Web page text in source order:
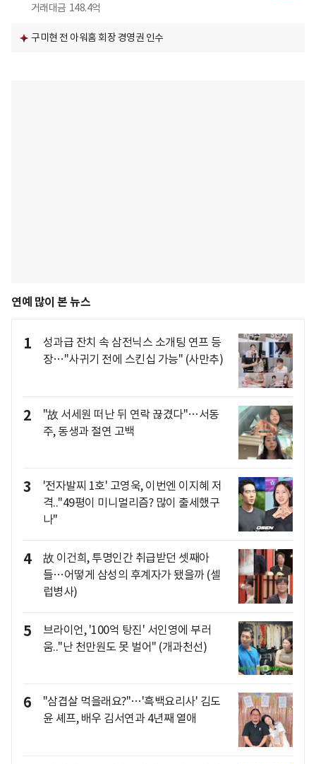
거래대금 148.4억
구미현 전 아워홈 회장 경영권 인수
연예 많이 본 뉴스
1
성과급 잔치 속 삼전닉스 소개팅 연프 등
장…"사귀기 전에 스킨십 가능" (사만추)
2
"故 서세원 떠난 뒤 연락 끊겼다"…서동
주, 동생과 절연 고백
3
'전자발찌 1호' 고영욱, 이번엔 이지혜 저
격.."49평이 미니멀리즘? 많이 출세했구
나"
4
故 이건희, 투명인간 취급받던 셋째아
들…어떻게 삼성의 후계자가 됐을까 (셀
럽병사)
5
브라이언, '100억 탕진' 서인영에 부러
움.."난 천만원도 못 벌어" (개과천선)
6
"삼겹살 먹을래요?"…'흑백요리사' 김도
윤 셰프, 배우 김서연과 4년째 열애